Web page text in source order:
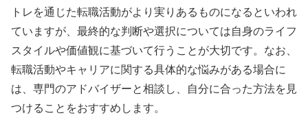
トレを通じた転職活動がより実りあるものになるといわれ
ていますが、最終的な判断や選択については自身のライフ
スタイルや価値観に基づいて行うことが大切です。なお、
転職活動やキャリアに関する具体的な悩みがある場合に
は、専門のアドバイザーと相談し、自分に合った方法を見
つけることをおすすめします。